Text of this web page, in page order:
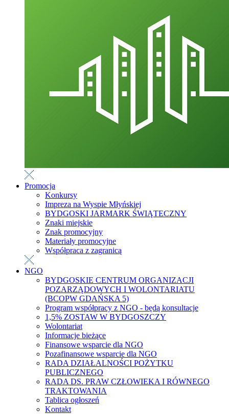
Promocja
Konkursy
Impreza na Wyspie Młyńskiej
BYDGOSKI JARMARK ŚWIĄTECZNY
Znaki miejskie
Znak promocyjny
Materiały promocyjne
Współpraca z zagranicą
NGO
BYDGOSKIE CENTRUM ORGANIZACJI
POZARZĄDOWYCH I WOLONTARIATU
(BCOPW GDAŃSKA 5)
Program współpracy z NGO - będą konsultacje
1,5% ZOSTAW W BYDGOSZCZY
Wolontariat
Informacje bieżące
Finansowe wsparcie dla NGO
Pozafinansowe wsparcie dla NGO
RADA DZIAŁALNOŚCI POŻYTKU
PUBLICZNEGO
RADA DS. PRAW CZŁOWIEKA I RÓWNEGO
TRAKTOWANIA
Tablica ogłoszeń
Kontakt